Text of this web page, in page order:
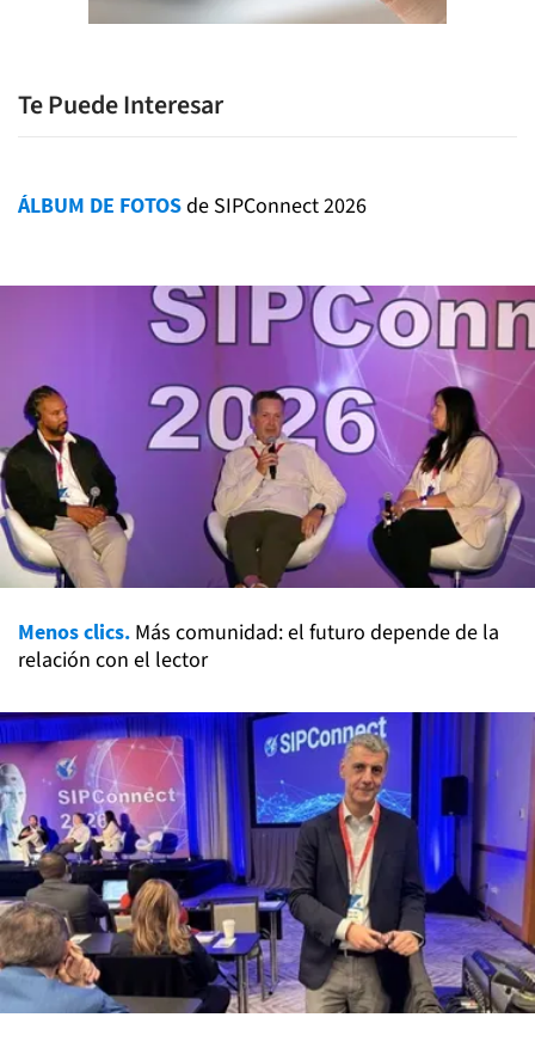
Te Puede Interesar
ÁLBUM DE FOTOSde SIPConnect 2026
Menos clics. Más comunidad: el futuro depende de la
relación con el lector